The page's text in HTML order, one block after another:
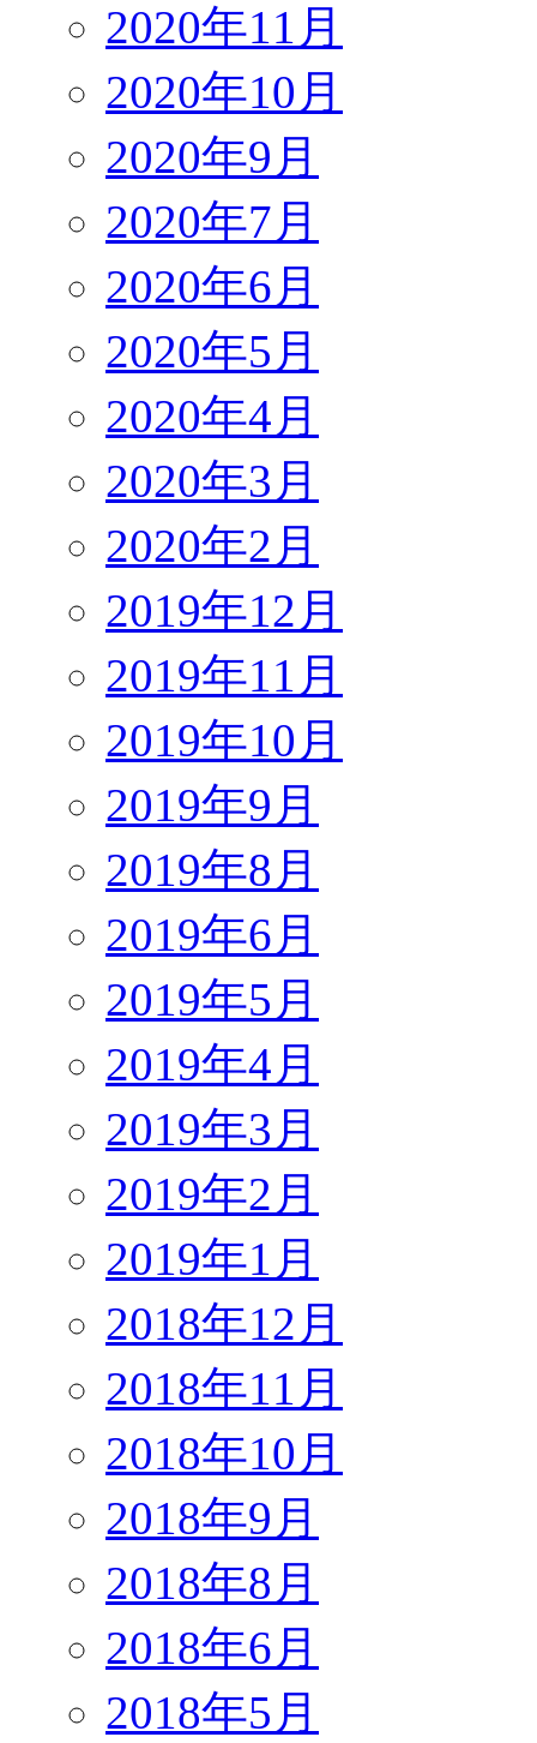
2020年11月
2020年10月
2020年9月
2020年7月
2020年6月
2020年5月
2020年4月
2020年3月
2020年2月
2019年12月
2019年11月
2019年10月
2019年9月
2019年8月
2019年6月
2019年5月
2019年4月
2019年3月
2019年2月
2019年1月
2018年12月
2018年11月
2018年10月
2018年9月
2018年8月
2018年6月
2018年5月